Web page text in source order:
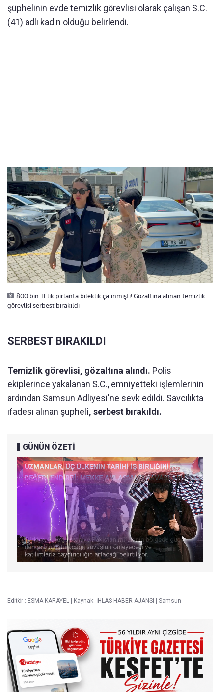
şüphelinin evde temizlik görevlisi olarak çalışan S.C.
(41) adlı kadın olduğu belirlendi.
800 bin TLlik pırlanta bileklik çalınmıştı! Gözaltına alınan temizlik
görevlisi serbest bırakıldı
SERBEST BIRAKILDI
Temizlik görevlisi, gözaltına alındı. Polis
ekiplerince yakalanan S.C., emniyetteki işlemlerinin
ardından Samsun Adliyesi'ne sevk edildi. Savcılıkta
ifadesi alınan şüphel i, serbest bırakıldı.
GÜNÜN ÖZETİ
Editör : ESMA KARAYEL | Kaynak: İHLAS HABER AJANSI | Samsun